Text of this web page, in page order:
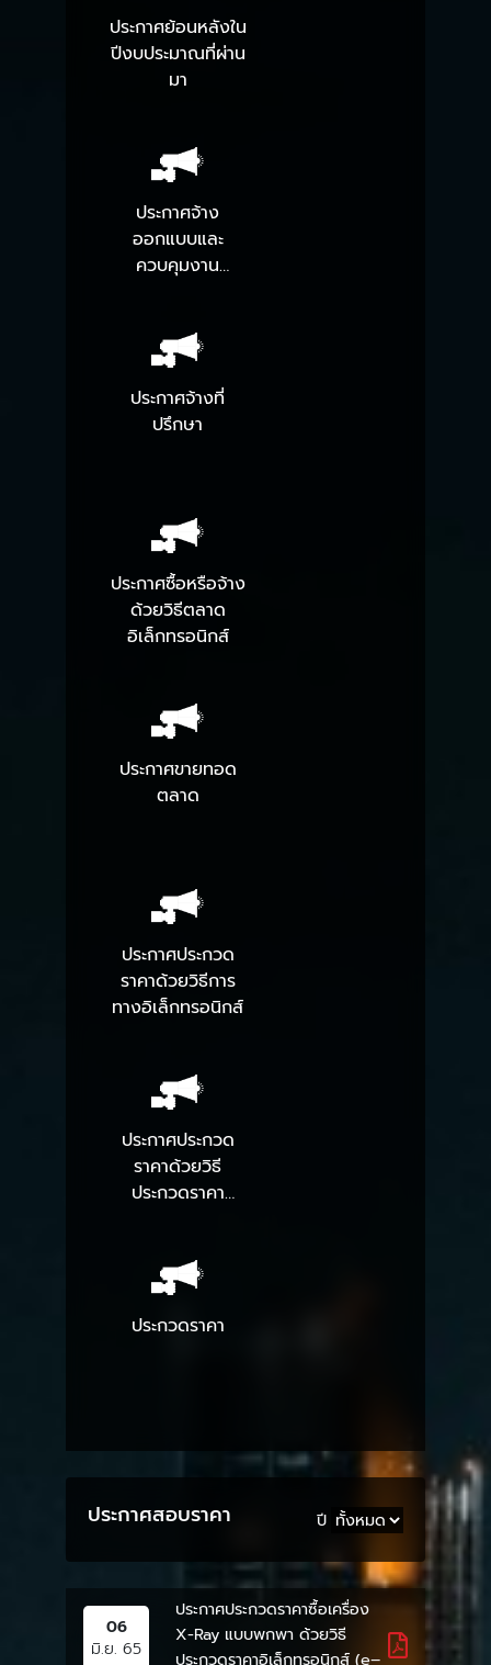
ประกาศย้อนหลังใน
ปีงบประมาณที่ผ่าน
มา
ประกาศจ้าง
ออกแบบและ
ควบคุมงาน
ประกาศจ้างที่
ปรึกษา
ประกาศซื้อหรือจ้าง
ด้วยวิธีตลาด
อิเล็กทรอนิกส์
ประกาศขายทอด
ตลาด
ประกาศประกวด
ราคาด้วยวิธีการ
ทางอิเล็กทรอนิกส์
ประกาศประกวด
ราคาด้วยวิธี
ประกวดราคา
ประกวดราคา
ประกาศสอบราคา ปี
06
มิ.ย. 65
ประกาศประกวดราคาซื้อเครื่อง
X-Ray แบบพกพา ด้วยวิธี
ประกวดราคาอิเล็กทรอนิกส์ (e–